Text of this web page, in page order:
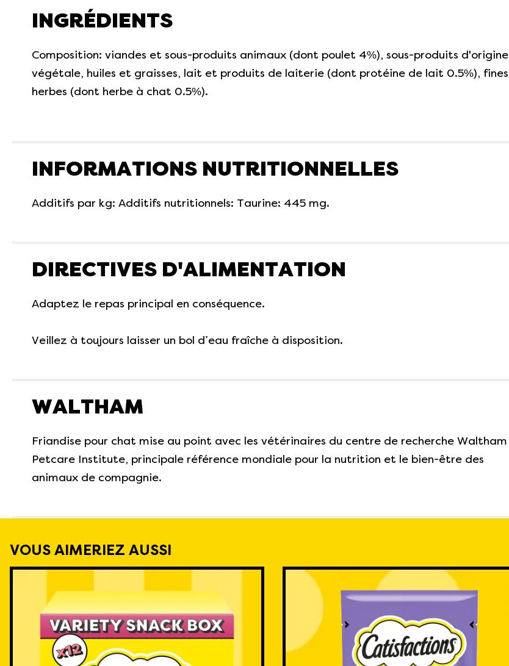
INGRÉDIENTS
Composition: viandes et sous-produits animaux (dont poulet 4%), sous-produits d'origine
végétale, huiles et graisses, lait et produits de laiterie (dont protéine de lait 0.5%), fines
herbes (dont herbe à chat 0.5%).
INFORMATIONS NUTRITIONNELLES
Additifs par kg: Additifs nutritionnels: Taurine: 445 mg.
DIRECTIVES D'ALIMENTATION
Adaptez le repas principal en conséquence.
Veillez à toujours laisser un bol d’eau fraîche à disposition.
WALTHAM
Friandise pour chat mise au point avec les vétérinaires du centre de recherche Waltham
Petcare Institute, principale référence mondiale pour la nutrition et le bien-être des
animaux de compagnie.
VOUS AIMERIEZ AUSSI